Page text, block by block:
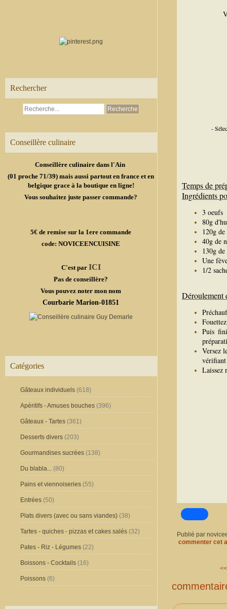
Rechercher
Conseillère culinaire
Conseillère culinaire dans l'Ain
(01 proche 71/39) mais aussi partout en france et en
belgique grace à la boutique en ligne!
Vous souhaitez juste passer commande?
5€ de remise sur la 1ere commande
code: NOVICEENCUISINE
C'est par ICI
Pas de conseillère?
Vous pouvez noter mon nom
Courbarie Marion-01851
Catégories
Gâteaux individuels (618)
Apéritifs - Amuses bouches (396)
Gâteaux - Tartes (361)
Desserts divers (203)
Gourmandises sucrées (138)
Du blabla... (80)
Pains et viennoiseries (55)
Entrées (50)
Plats divers (avec ou sans viandes) (38)
Tartes - quiches - pizzas et cakes salés (32)
Pates - Riz - Légumes (22)
Boissons - Cocktails (16)
Poissons (6)
-
Temps de
Ingrédients
3 oeufs
80g
120g
40g de
130g
Une
1/2
Déroulement
Puis
Versez
Laissez
Publié par
commenter cet